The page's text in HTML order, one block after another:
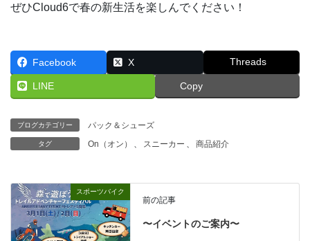
ぜひCloud6で春の新生活を楽しんでください！
Facebook X Threads
LINE Copy
ブログカテゴリー パック＆シューズ
タグ On（オン） スニーカー 商品紹介
スポーツバイク
前の記事
〜イベントのご案内〜